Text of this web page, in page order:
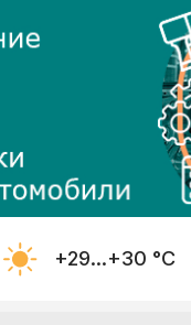
+29...+30 °С